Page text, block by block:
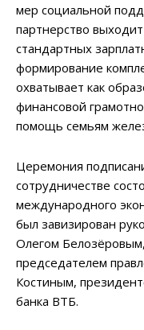
мер социальной
партнерство
стандартных
формирование
охватывает как
финансовой
помощь семьям
Церемония
сотрудничестве
международного
был завизирован
Олегом
председателем
Костиным,
банка ВТБ.